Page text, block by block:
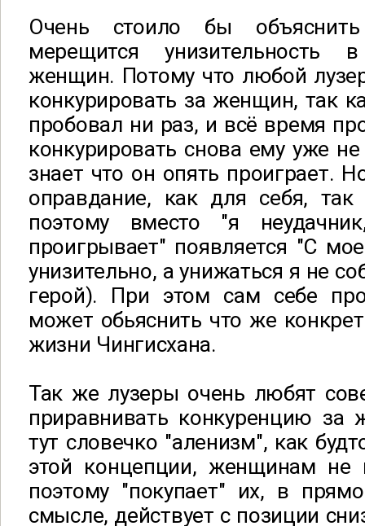
Очень стоило бы
мерещится унизительность
женщин. Потому что любой
конкурировать за женщин, так
пробовал ни раз, и всё время
конкурировать снова ему уже
знает что он опять проиграет.
оправдание, как для себя,
поэтому вместо "я
проигрывает" появляется "С
унизительно, а унижаться я не
герой). При этом сам себе
может обьяснить что же
жизни Чингисхана.
Так же лузеры очень любят
приравнивать конкуренцию
тут словечко "аленизм", как
этой концепции, женщинам не
поэтому "покупает" их, в
смысле, действует с позиции